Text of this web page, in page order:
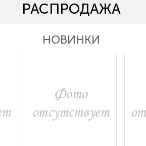
РАСПРОДАЖА
НОВИНКИ